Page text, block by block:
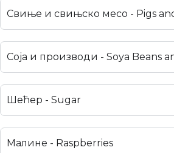
Свиње и свињско месо - Pigs
Соја и производи - Soya Beans
Шећер - Sugar
Малине - Raspberries